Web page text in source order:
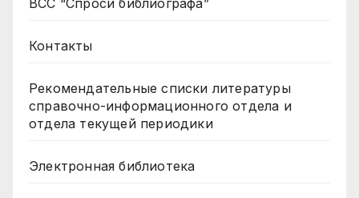
ВСС “Спроси библиографа”
Контакты
Рекомендательные списки литературы
справочно-информационного отдела и
отдела текущей периодики
Электронная библиотека